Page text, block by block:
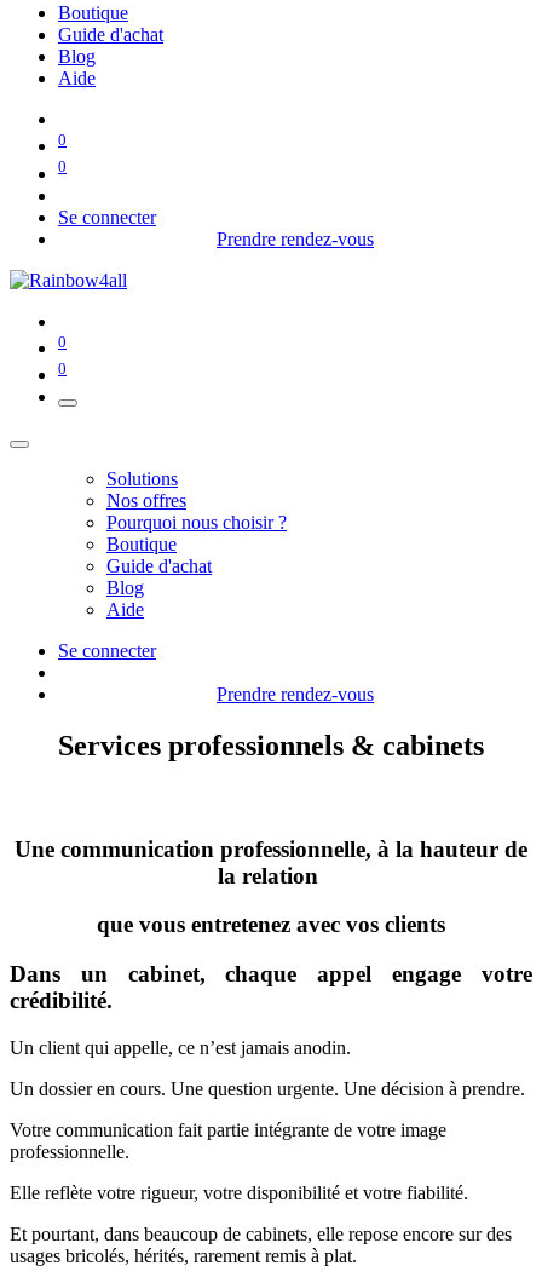
Boutique
Guide d'achat
Blog
Aide
0
0
Se connecter
Prendre rendez-vous
0
0
Solutions
Nos offres
Pourquoi nous choisir ?
Boutique
Guide d'achat
Blog
Aide
Se connecter
Prendre rendez-vous
Services professionnels & cabinets
Une communication professionnelle, à la hauteur de
la relation
que vous entretenez avec vos clients
Dans un cabinet, chaque appel engage votre
crédibilité.
Un client qui appelle, ce n’est jamais anodin.
Un dossier en cours. Une question urgente. Une décision à prendre.
Votre communication fait partie intégrante de votre image
professionnelle.
Elle reflète votre rigueur, votre disponibilité et votre fiabilité.
Et pourtant, dans beaucoup de cabinets, elle repose encore sur des
usages bricolés, hérités, rarement remis à plat.